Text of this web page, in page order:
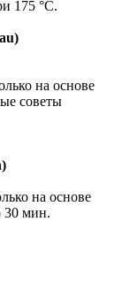
175 °С.
на основе
советы
на основе
30 мин.